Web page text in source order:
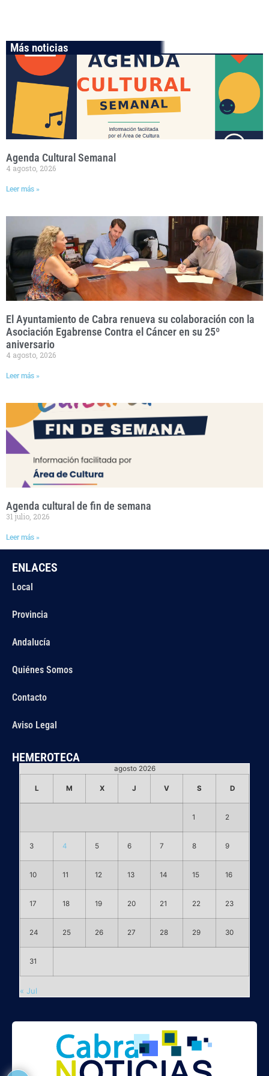
Más noticias
Agenda Cultural Semanal
4 agosto, 2026
Leer más »
El Ayuntamiento de Cabra renueva su colaboración con la
Asociación Egabrense Contra el Cáncer en su 25º
aniversario
4 agosto, 2026
Leer más »
Agenda cultural de fin de semana
31 julio, 2026
Leer más »
ENLACES
Local
Provincia
Andalucía
Quiénes Somos
Contacto
Aviso Legal
HEMEROTECA
agosto 2026
L M X J V S D
1 2
3 4 5 6 7 8 9
10 11 12 13 14 15 16
17 18 19 20 21 22 23
24 25 26 27 28 29 30
31
« Jul